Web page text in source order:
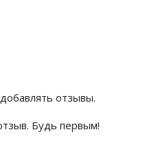
отзывы.
Будь первым!